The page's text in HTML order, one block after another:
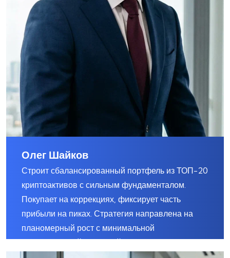
Олег Шайков
Строит сбалансированный портфель из ТОП-20
криптоактивов с сильным фундаменталом.
Покупает на коррекциях, фиксирует часть
прибыли на пиках. Стратегия направлена на
планомерный рост с минимальной
эмоциональной нагрузкой.